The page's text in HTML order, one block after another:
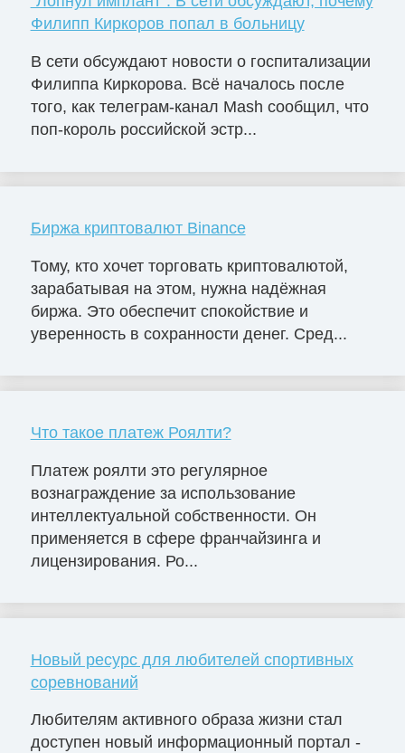
Филипп Киркоров попал в больницу
В сети обсуждают новости о госпитализации
Филиппа Киркорова. Всё началось после
того, как телеграм-канал Mash сообщил, что
поп-король российской эстр...
Биржа криптовалют Binance
Тому, кто хочет торговать криптовалютой,
зарабатывая на этом, нужна надёжная
биржа. Это обеспечит спокойствие и
уверенность в сохранности денег. Сред...
Что такое платеж Роялти?
Платеж роялти это регулярное
вознаграждение за использование
интеллектуальной собственности. Он
применяется в сфере франчайзинга и
лицензирования. Ро...
Новый ресурс для любителей спортивных
соревнований
Любителям активного образа жизни стал
доступен новый информационный портал -